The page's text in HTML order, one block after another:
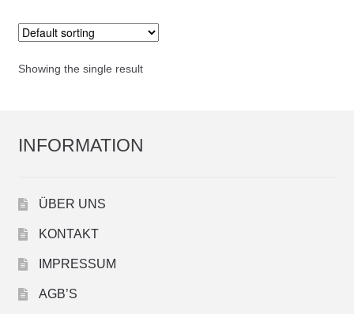
Showing the single result
INFORMATION
ÜBER UNS
KONTAKT
IMPRESSUM
AGB’S